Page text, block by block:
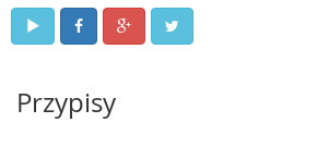
Przypisy